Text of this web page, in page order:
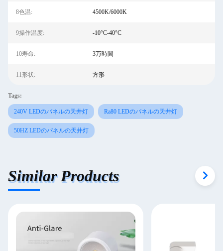
8色温: 4500K/6000K
9操作温度: -10°C-40°C
10寿命: 3万時間
11形状: 方形
Tags:
240V LEDのパネルの天井灯 Ra80 LEDのパネルの天井灯
50HZ LEDのパネルの天井灯
Similar Products